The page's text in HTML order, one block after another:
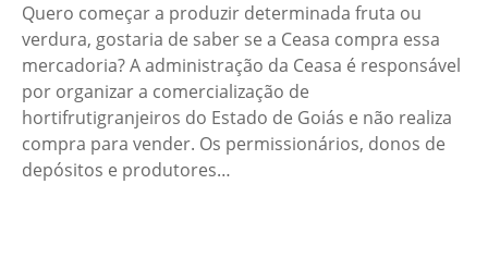
Quero começar a produzir determinada fruta ou
verdura, gostaria de saber se a Ceasa compra essa
mercadoria? A administração da Ceasa é responsável
por organizar a comercialização de
hortifrutigranjeiros do Estado de Goiás e não realiza
compra para vender. Os permissionários, donos de
depósitos e produtores…